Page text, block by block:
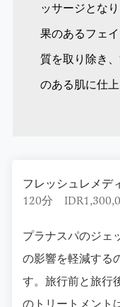
ッサージとな
果のあるフェ
質を取り除き
のある肌に仕上
フレッシュレメデ
120分
プラナスパのジェ
の影響を軽減する
す。旅行前と旅行
のトリートメント